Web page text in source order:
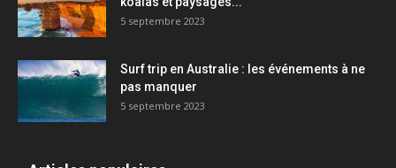
5 septembre 2023
Surf trip en Australie : les événements à ne
pas manquer
5 septembre 2023